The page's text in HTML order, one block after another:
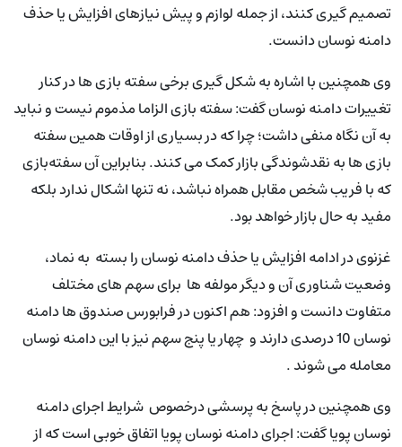
تصمیم گیری کنند، از جمله لوازم و پیش نیازهای افزایش یا حذف
دامنه نوسان دانست.
وی همچنین با اشاره به شکل گیری برخی سفته بازی ها در کنار
تغییرات دامنه نوسان گفت: سفته بازی الزاما مذموم نیست و نباید
به آن نگاه منفی داشت؛ چرا که در بسیاری از اوقات همین سفته
بازی ها به نقدشوندگی بازار کمک می کنند. بنابراین آن سفته‌بازی
که با فریب شخص مقابل همراه نباشد، نه تنها اشکال ندارد بلکه
مفید به حال بازار خواهد بود.
غزنوی در ادامه افزایش یا حذف دامنه نوسان را بسته به نماد،
وضعیت شناوری آن و دیگر مولفه ها برای سهم های مختلف
متفاوت دانست و افزود: هم اکنون در فرابورس صندوق ها دامنه
نوسان 10 درصدی دارند و چهار یا پنج سهم نیز با این دامنه نوسان
معامله می شوند .
وی همچنین در پاسخ به پرسشی درخصوص شرایط اجرای دامنه
نوسان پویا گفت: اجرای دامنه نوسان پویا اتفاق خوبی است که از